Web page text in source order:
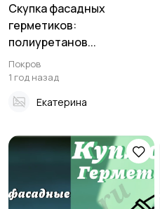
Другое
Скупка фасадных
герметиков:
полиуретанов...
Покров
1 год назад
Екатерина